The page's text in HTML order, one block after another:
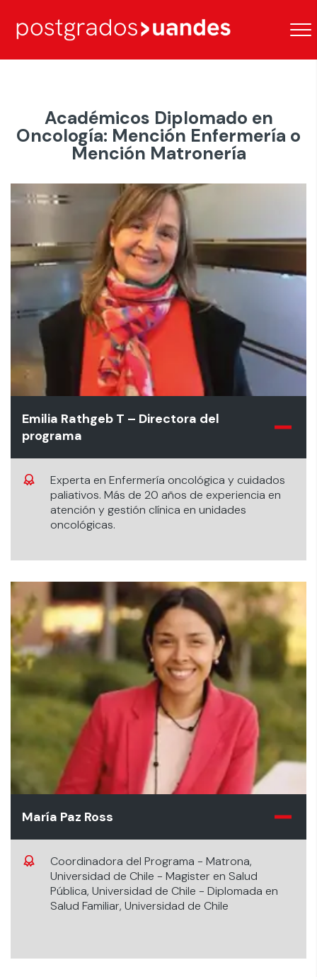
Académicos Diplomado en
Oncología: Mención Enfermería o
Mención Matronería
Emilia Rathgeb T – Directora del
programa
Experta en Enfermería oncológica y cuidados
paliativos. Más de 20 años de experiencia en
atención y gestión clínica en unidades
oncológicas.
María Paz Ross
Coordinadora del Programa - Matrona,
Universidad de Chile - Magister en Salud
Pública, Universidad de Chile - Diplomada en
Salud Familiar, Universidad de Chile